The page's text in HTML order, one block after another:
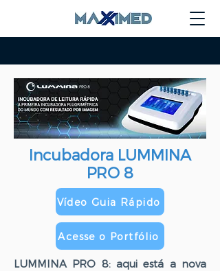
Incubadora LUMMINA
PRO 8
Vídeo Guia Rápido
Acesse o Portfólio
LUMMINA PRO 8: aqui está a nova